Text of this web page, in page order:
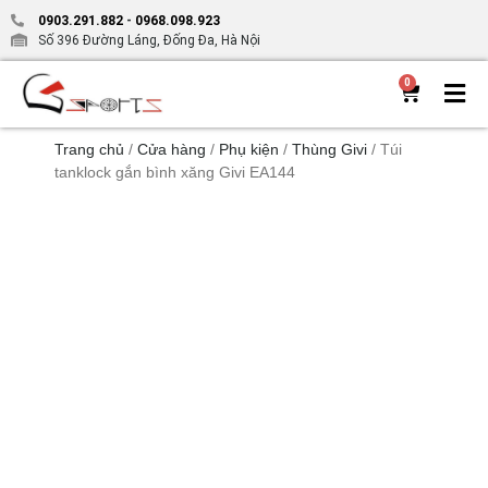
0903.291.882 - 0968.098.923
Số 396 Đường Láng, Đống Đa, Hà Nội
0
Trang chủ / Cửa hàng / Phụ kiện / Thùng Givi / Túi
tanklock gắn bình xăng Givi EA144